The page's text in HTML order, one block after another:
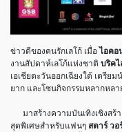
ข่าวดีของคนรักเลโก้ เมื่อ ไอคอ
งานสัปดาห์เลโก้แห่งชาติ บริคไ
เอเชียตะวันออกเฉียงใต้ เตรีย
ยาก และโซนกิจกรรมหลากหลา
มาสร้างความบันเทิงเชิงสร้า
สุดพิเศษสำหรับแฟนๆ สตาร์ วอ